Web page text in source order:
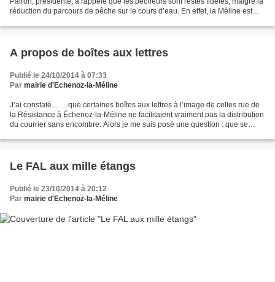
réduction du parcours de pêche sur le cours d’eau. En effet, la Méline est
A propos de boîtes aux lettres
Publié le 24/10/2014 à 07:33
Par mairie d'Echenoz-la-Méline
J’ai constaté… …que certaines boîtes aux lettres à l’image de celles rue de
la Résistance à Échenoz-la-Méline ne facilitaient vraiment pas la distribution
du courrier sans encombre. Alors je me suis posé une question : que se
Le FAL aux mille étangs
Publié le 23/10/2014 à 20:12
Par mairie d'Echenoz-la-Méline